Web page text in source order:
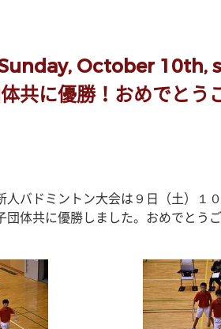
October 10th,
共に優勝！おめでとう
バドミントン大会は９日（土）１
体共に優勝しました。おめでとう